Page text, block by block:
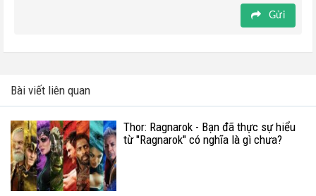
Gửi
Bài viết liên quan
Thor: Ragnarok - Bạn đã thực sự hiểu
từ "Ragnarok" có nghĩa là gì chưa?